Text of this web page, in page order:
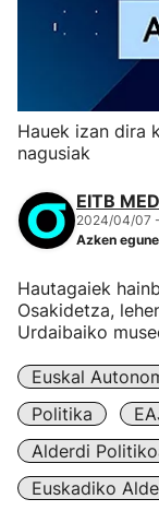
Hauek izan dira
nagusiak
EITB
2024/04/07
Azken
Hautagaiek
Osakidetza,
Urdaibaiko
Euskal
Politika
Alderdi
Euskadiko